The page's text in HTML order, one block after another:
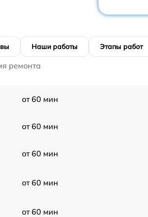
Наши работы Этапы работ
ремонта
от 60 мин
от 60 мин
от 60 мин
от 60 мин
от 60 мин